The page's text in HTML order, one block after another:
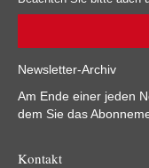
Newsletter-Archiv
Am Ende einer jeden
dem Sie das
Kontakt